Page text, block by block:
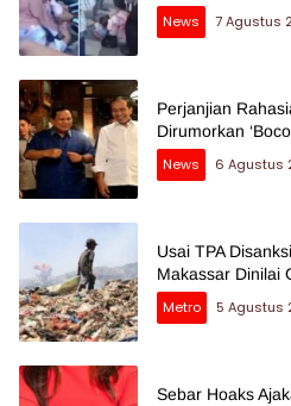
News
7 Agustus
Perjanjian
Dirumorkan
News
6 Agustus
Usai TPA
Makassar Dinilai
Metro
5 Agustus
Sebar Hoaks